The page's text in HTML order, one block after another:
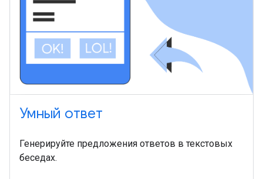
Умный ответ
Генерируйте предложения ответов в текстовых
беседах.